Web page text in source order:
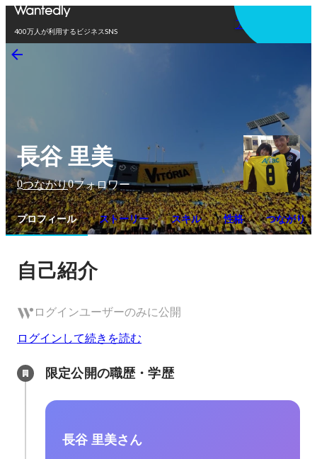
400万人が利用するビジネスSNS
アプリを使う
長谷 里美
0つながり0フォロワー
プロフィール ストーリー スキル 性格 つながり
自己紹介
ログインユーザーのみに公開
ログインして続きを読む
限定公開の職歴・学歴
長谷 里美さん